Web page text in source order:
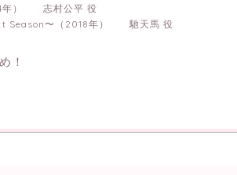
年） 志村公平 役
Season〜（2018年） 馳天馬 役
！